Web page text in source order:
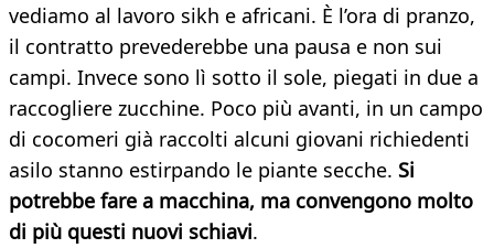
vediamo al lavoro sikh e africani. È l’ora di pranzo,
il contratto prevederebbe una pausa e non sui
campi. Invece sono lì sotto il sole, piegati in due a
raccogliere zucchine. Poco più avanti, in un campo
di cocomeri già raccolti alcuni giovani richiedenti
asilo stanno estirpando le piante secche. Si
potrebbe fare a macchina, ma convengono molto
di più questi nuovi schiavi.